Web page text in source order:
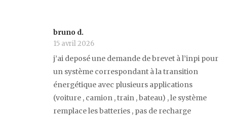
bruno d.
15 avril 2026
j’ai deposé une demande de brevet à l’inpi pour
un système correspondant à la transition
énergétique avec plusieurs applications
(voiture , camion , train , bateau) , le système
remplace les batteries , pas de recharge